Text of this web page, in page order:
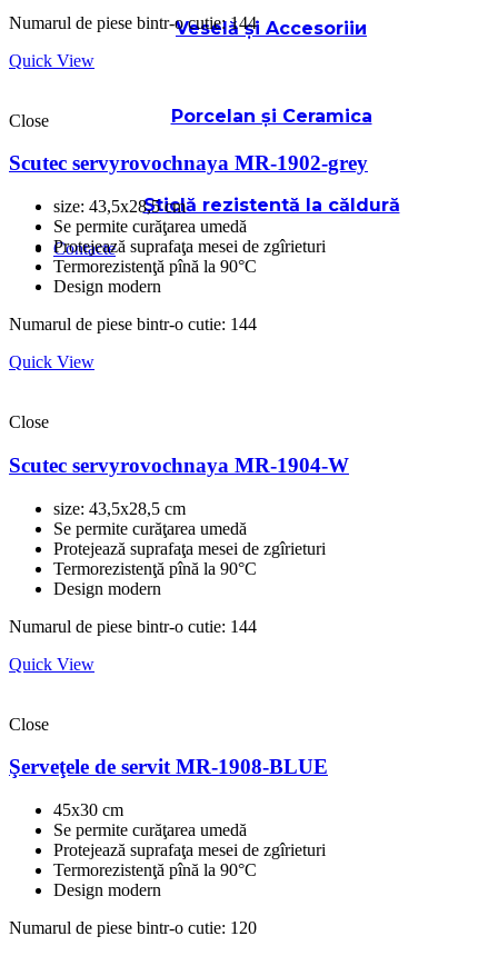
Veselă și Accesoriiи
Porcelan și Ceramica
Sticlă rezistentă la căldură
Contacte
Numarul de piese bintr-o cutie: 144
Quick View
Close
Scutec servyrovochnaya MR-1902-grey
size: 43,5x28,5 cm
Se permite curăţarea umedă
Protejează suprafaţa mesei de zgîrieturi
Termorezistenţă pînă la 90°C
Design modern
Numarul de piese bintr-o cutie: 144
Quick View
Close
Scutec servyrovochnaya MR-1904-W
size: 43,5x28,5 cm
Se permite curăţarea umedă
Protejează suprafaţa mesei de zgîrieturi
Termorezistenţă pînă la 90°C
Design modern
Numarul de piese bintr-o cutie: 144
Quick View
Close
Şerveţele de servit MR-1908-BLUE
45x30 cm
Se permite curăţarea umedă
Protejează suprafaţa mesei de zgîrieturi
Termorezistenţă pînă la 90°C
Design modern
Numarul de piese bintr-o cutie: 120